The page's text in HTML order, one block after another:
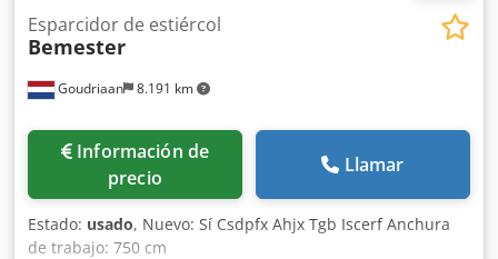
Goudriaan 8.191 km
Esparcidor de estiércol
Bemester
Información de
precio
Llamar
Estado: usado, Nuevo: Sí Csdpfx Ahjx Tgb Iscerf Anchura
de trabajo: 750 cm